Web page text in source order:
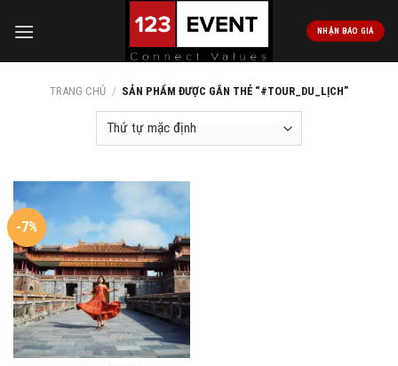
NHẬN BÁO GIÁ
TRANG CHỦ / SẢN PHẨM ĐƯỢC GẮN THẺ “#TOUR_DU_LỊCH”
-7%